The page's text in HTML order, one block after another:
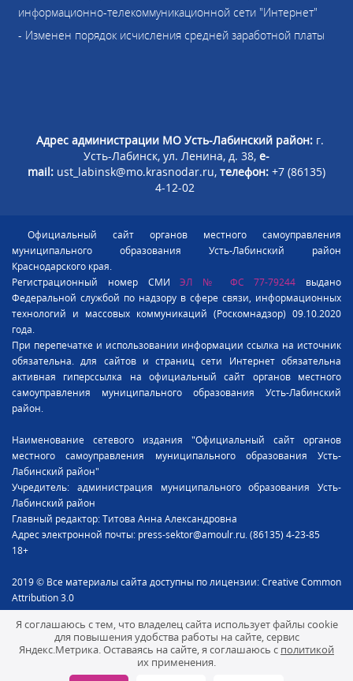
информационно-телекоммуникационной сети "Интернет"
- Изменен порядок исчисления средней заработной платы
Адрес администрации МО Усть-Лабинский район: г.
Усть-Лабинск, ул. Ленина, д. 38, e-
mail: ust_labinsk@mo.krasnodar.ru, телефон: +7 (86135)
4-12-02
Официальный сайт органов местного самоуправления
муниципального образования Усть-Лабинский район
Краснодарского края.
Регистрационный номер СМИЭЛ № ФС 77-79244 выдано
Федеральной службой по надзору в сфере связи, информационных
технологий и массовых коммуникаций (Роскомнадзор) 09.10.2020
года.
При перепечатке и использовании информации ссылка на источник
обязательна. для сайтов и страниц сети Интернет обязательна
активная гиперссылка на официальный сайт органов местного
самоуправления муниципального образования Усть-Лабинский
район.
Наименование сетевого издания "Официальный сайт органов
местного самоуправления муниципального образования Усть-
Лабинский район"
Учредитель: администрация муниципального образования Усть-
Лабинский район
Главный редактор: Титова Анна Александровна
Адрес электронной почты: press-sektor@amoulr.ru. (86135) 4-23-85
18+
2019 © Все материалы сайта доступны по лицензии: Creative Common
Attribution 3.0
Я соглашаюсь с тем, что владелец сайта использует файлы cookie
для повышения удобства работы на сайте, сервис
Яндекс.Метрика. Оставаясь на сайте, я соглашаюсь с политикой
их применения.